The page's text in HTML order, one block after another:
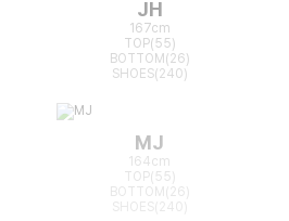
JH
167cm
TOP(55)
BOTTOM(26)
SHOES(240)
MJ
164cm
TOP(55)
BOTTOM(26)